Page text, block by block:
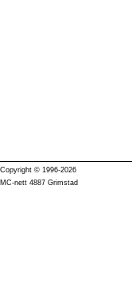
Copyright © 1996-2026
MC-nett 4887 Grimstad